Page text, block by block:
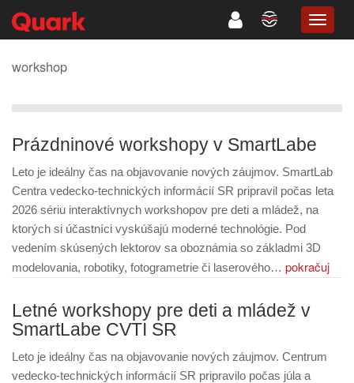
workshop
Prázdninové workshopy v SmartLabe
Leto je ideálny čas na objavovanie nových záujmov. SmartLab
Centra vedecko-technických informácií SR pripravil počas leta
2026 sériu interaktívnych workshopov pre deti a mládež, na
ktorých si účastníci vyskúšajú moderné technológie. Pod
vedením skúsených lektorov sa oboznámia so základmi 3D
modelovania, robotiky, fotogrametrie či laserového… pokračuj
Letné workshopy pre deti a mládež v
SmartLabe CVTI SR
Leto je ideálny čas na objavovanie nových záujmov. Centrum
vedecko‑technických informácií SR pripravilo počas júla a